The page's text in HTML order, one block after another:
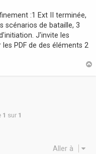
:1 Ext II terminée,
scénarios de bataille, 3
J'invite les
PDF de des éléments 2
1 sur 1
Aller à